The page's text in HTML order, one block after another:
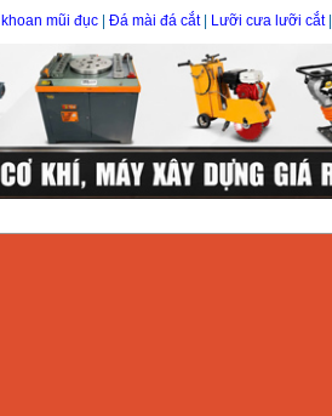
khoan mũi đục Đá mài đá cắt| Lưỡi cưa lưỡi cắt